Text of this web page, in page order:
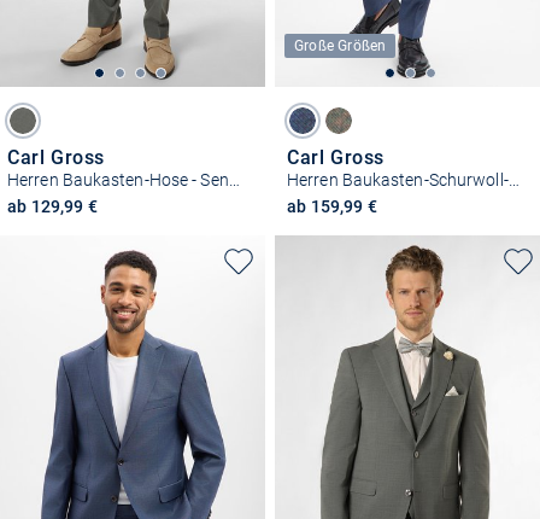
Carl Gross
ab 129,99 €
Große Größen
Carl Gross
Herren Baukasten-Schurwoll-Hose - Stevenson
ab 159,99 €